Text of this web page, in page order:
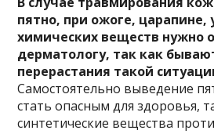
пятно, при ожоге, царапине,
химических веществ нужно
дерматологу, так как
перерастания такой
Самостоятельно выведение
стать опасным для здоровья,
синтетические вещества